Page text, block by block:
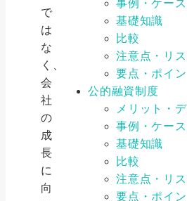
で
は
な
く、
会
社
の
成
長
に
向
事例・ケー
基礎知識
比較
注意点・リ
要点・ポイン
公的融資制度
メリット・
事例・ケー
基礎知識
比較
注意点・リ
要点・ポイン